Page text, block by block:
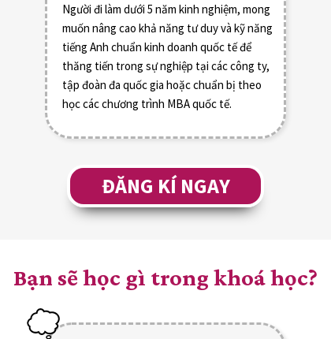
Người đi làm dưới 5 năm kinh nghiệm, mong
muốn nâng cao khả năng tư duy và kỹ năng
tiếng Anh chuẩn kinh doanh quốc tế để
thăng tiến trong sự nghiệp tại các công ty,
tập đoàn đa quốc gia hoặc chuẩn bị theo
học các chương trình MBA quốc tế.
ĐĂNG KÍ NGAY
Bạn sẽ học gì trong khoá học?